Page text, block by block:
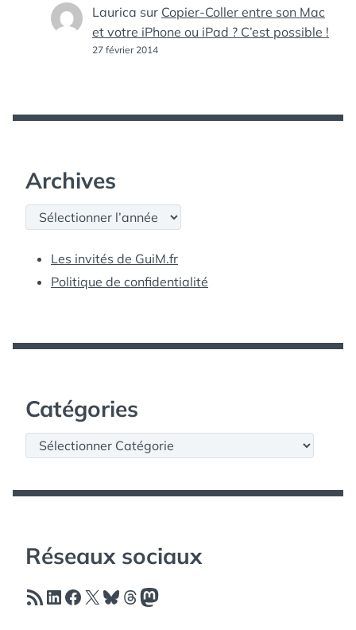
Laurica sur Copier-Coller entre son Mac
et votre iPhone ou iPad ? C’est possible !
27 février 2014
Archives
Archives
Les invités de GuiM.fr
Politique de confidentialité
Catégories
Catégories
Réseaux sociaux
Flux RSSLinkedIn
Facebook
X Bluesky
Threads
Mastodon